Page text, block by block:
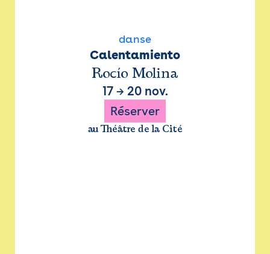
danse
Calentamiento
Rocío Molina
17→ 20 nov.
Réserver
au Théâtre de la Cité